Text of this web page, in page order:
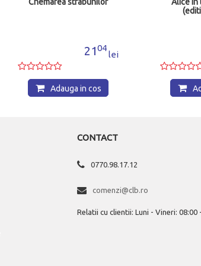
Alice in tara minunilor
3161
lei
Adauga in cos
CONTACT
0770.98.17.12
comenzi@clb.ro
Relatii cu clientii: Luni - Vineri: 08:00